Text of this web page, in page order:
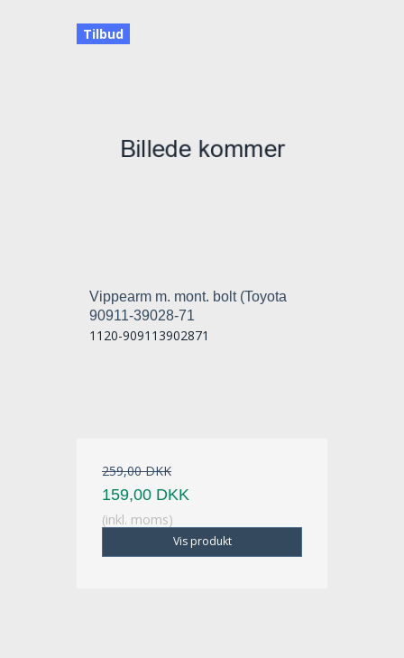
Tilbud
Vippearm m. mont. bolt (Toyota
90911-39028-71
1120-909113902871
259,00 DKK
159,00 DKK
(inkl. moms)
Vis produkt